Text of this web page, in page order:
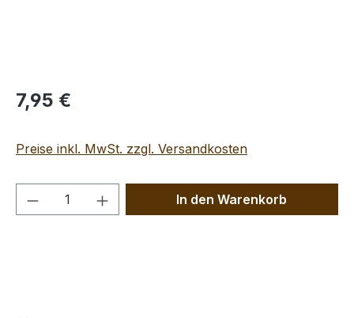
Regulärer Preis:
7,95 €
Preise inkl. MwSt. zzgl. Versandkosten
Produkt Anzahl: Gib denIn den Warenkorb